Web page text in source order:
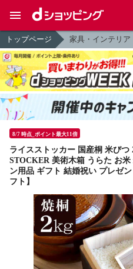
トップページ 家具・インテリア
8/7 時点_ポイント最大11倍
ライスストッカー 国産桐 米び
STOCKER 美術木箱 うらた お
ン用品 ギフト 結婚祝い プレゼ
フト】